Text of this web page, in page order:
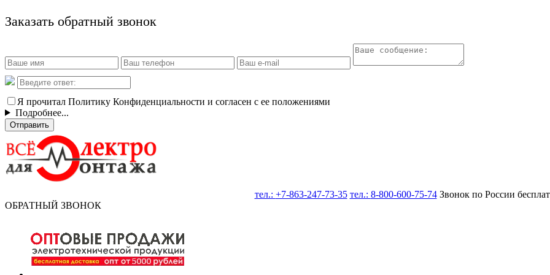
Заказать обратный звонок
Я прочитал Политику Конфиденциальности и согласен с ее положениями
Подробнее...
Отправить
тел.: +7-863-247-73-35 тел.: 8-800-600-75-74Звонок по России
ОБРАТНЫЙ ЗВОНОК